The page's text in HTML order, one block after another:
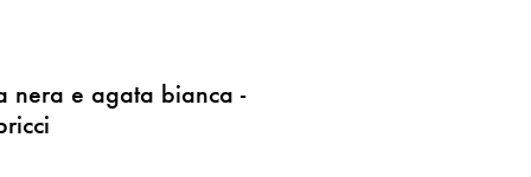
nera e agata bianca -